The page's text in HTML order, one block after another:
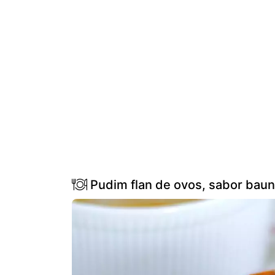
Pudim flan de ovos, sabor